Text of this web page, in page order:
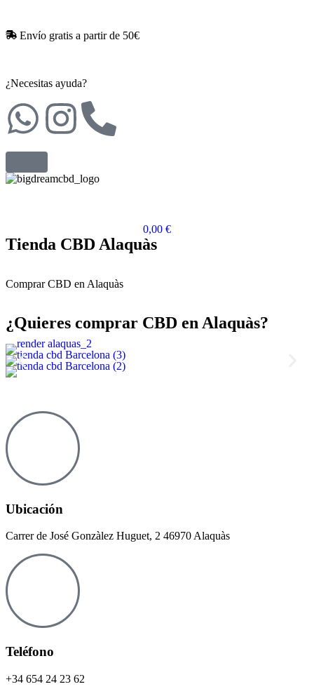
Envío gratis a partir de 50€​
¿Necesitas ayuda?
0,00 €
Tienda CBD Alaquàs
Comprar CBD en Alaquàs
¿Quieres comprar CBD en Alaquàs?
Ubicación
Carrer de José Gonzàlez Huguet, 2 46970 Alaquàs
Teléfono
+34 654 24 23 62